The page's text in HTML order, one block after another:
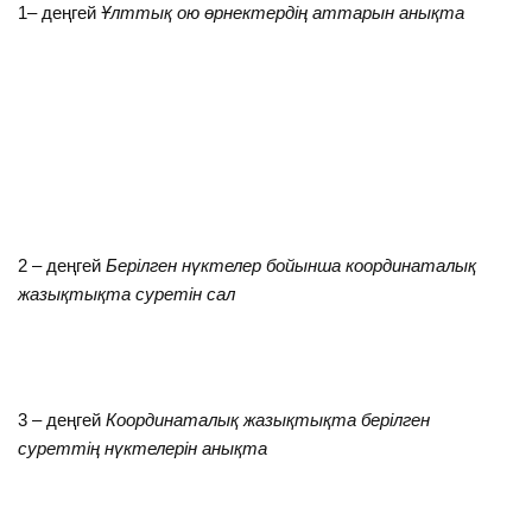
1– деңгейҰлттық ою өрнектердің аттарын анықта
2 – деңгей Берілген нүктелер бойынша координаталық
жазықтықта суретін сал
3 – деңгей Координаталық жазықтықта берілген
суреттің нүктелерін анықта